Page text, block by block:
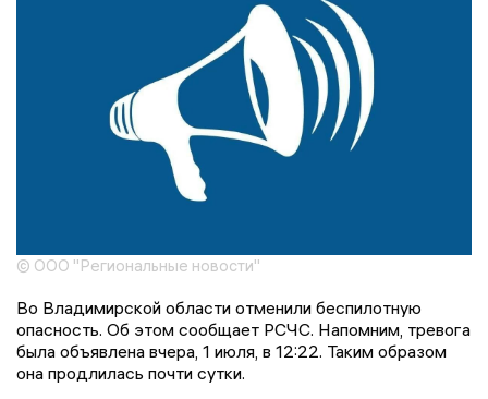
© ООО "Региональные новости"
Во Владимирской области отменили беспилотную
опасность. Об этом сообщает РСЧС. Напомним, тревога
была объявлена вчера, 1 июля, в 12:22. Таким образом
она продлилась почти сутки.